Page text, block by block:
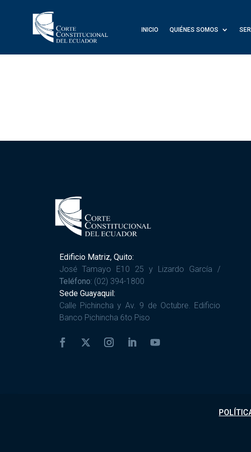
INICIO QUIÉNES SOMOS
Edificio Matriz, Quito:
José Tamayo E10 25 y Lizardo García /
Teléfono: (02) 394-1800
Sede Guayaquil:
Calle Pichincha y Av. 9 de Octubre. Edificio
Banco Pichincha 6to Piso